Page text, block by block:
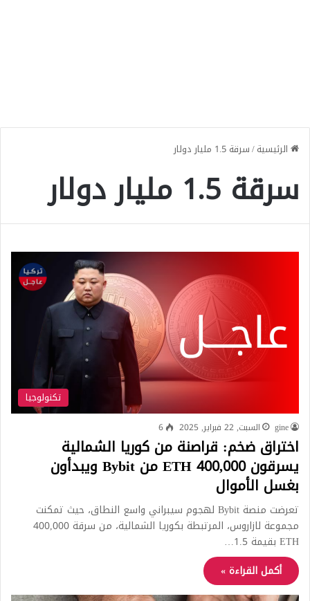
الرئيسية/سرقة 1.5 مليار دولار
سرقة 1.5 مليار دولار
تكنولوجيا
gine السبت, 22 فبراير, 2025 6
اختراق ضخم: قراصنة من كوريا الشمالية
يسرقون 400,000 ETH من Bybit ويبدأون
بغسل الأموال
تعرضت منصة Bybit لهجوم سيبراني واسع النطاق، حيث تمكنت
مجموعة لازاروس، المرتبطة بكوريا الشمالية، من سرقة 400,000
ETH بقيمة 1.5…
أكمل القراءة »